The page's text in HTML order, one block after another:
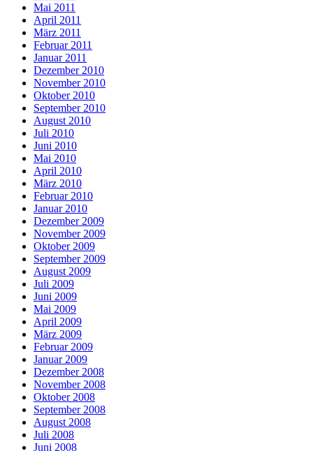
Mai 2011
April 2011
März 2011
Februar 2011
Januar 2011
Dezember 2010
November 2010
Oktober 2010
September 2010
August 2010
Juli 2010
Juni 2010
Mai 2010
April 2010
März 2010
Februar 2010
Januar 2010
Dezember 2009
November 2009
Oktober 2009
September 2009
August 2009
Juli 2009
Juni 2009
Mai 2009
April 2009
März 2009
Februar 2009
Januar 2009
Dezember 2008
November 2008
Oktober 2008
September 2008
August 2008
Juli 2008
Juni 2008